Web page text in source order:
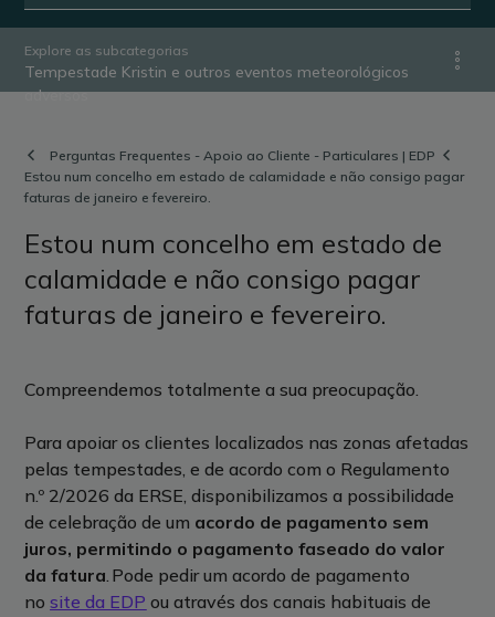
Explore as subcategorias
Tempestade Kristin e outros eventos meteorológicos
adversos
Perguntas Frequentes - Apoio ao Cliente - Particulares | EDP
Estou num concelho em estado de calamidade e não consigo pagar
faturas de janeiro e fevereiro.
Estou num concelho em estado de
calamidade e não consigo pagar
faturas de janeiro e fevereiro.
Compreendemos totalmente a sua preocupação.
Para apoiar os clientes localizados nas zonas afetadas
pelas tempestades,e de acordo com o Regulamento
n.º 2/2026 da ERSE, disponibilizamos a possibilidade
de celebração de um acordo de pagamento sem
juros, permitindo o pagamento faseado do valor
da fatura. Pode pedir um acordo de pagamento
no site da EDP ou através dos canais habituais de